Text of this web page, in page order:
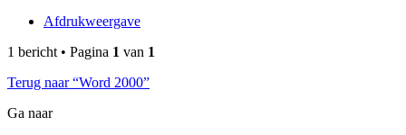
Afdrukweergave
1 bericht • Pagina 1 van 1
Terug naar “Word 2000”
Ga naar